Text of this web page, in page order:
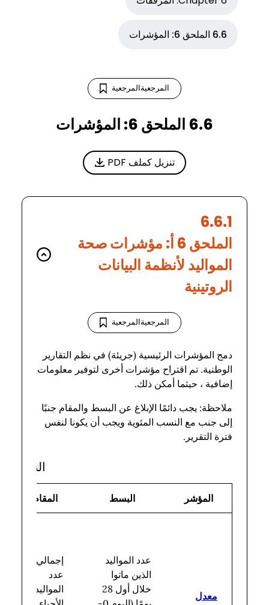
6.6 الملحق 6: المؤشرات
المرجعية
المرجعيةالمرجعية
6.6 الملحق 6: المؤشرات
تنزيل كملف PDF
المرجعية
المرجعيةالمرجعية
6.6.1
الملحق 6 أ: مؤشرات صحة
المواليد لأنظمة البيانات
الروتينية
دمج المؤشرات الرئيسية (جريئة) في نظم التقارير
الوطنية. تم اقتراح مؤشرات أخرى لتوفير معلومات
إضافية ، حيثما أمكن ذلك.
ملاحظة: يجب دائمًا الإبلاغ عن البسط والمقام جنبًا
إلى جنب مع النسب المئوية ويجب أن يكونا لنفس
فترة التقرير.
النتائج
المؤشر البسط المقام
معدل
عدد المواليد
الذين ماتوا
خلال أول 28
إجمالي
عدد
المواليد